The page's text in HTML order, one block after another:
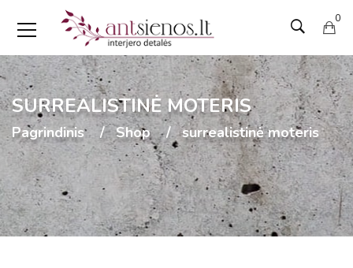
0
SURREALISTINĖ MOTERIS
Pagrindinis Shop surrealistinė moteris